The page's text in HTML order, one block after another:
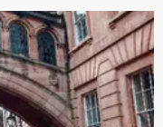
أعثر على مكتب قريب منك
نبذة عنا
من نحن
وظائف